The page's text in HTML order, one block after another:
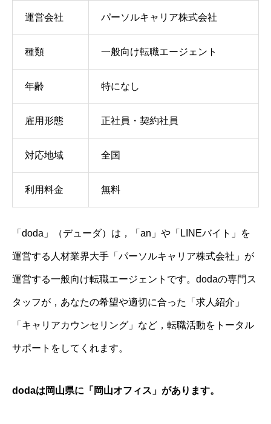
運営会社 パーソルキャリア株式会社
種類 一般向け転職エージェント
年齢 特になし
雇用形態 正社員・契約社員
対応地域 全国
利用料金 無料
「doda」（デューダ）は，「an」や「LINEバイト」を
運営する人材業界大手「パーソルキャリア株式会社」が
運営する一般向け転職エージェントです。dodaの専門ス
タッフが，あなたの希望や適切に合った「求人紹介」
「キャリアカウンセリング」など，転職活動をトータル
サポートをしてくれます。
dodaは岡山県に「岡山オフィス」があります。